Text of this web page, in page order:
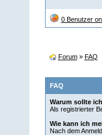
0 Benutzer
Forum» FAQ
FAQ
Warum sollte
Als registrierter
Wie kann ich
Nach dem